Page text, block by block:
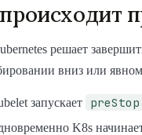
решает
вниз или
запускает preStop
K8s